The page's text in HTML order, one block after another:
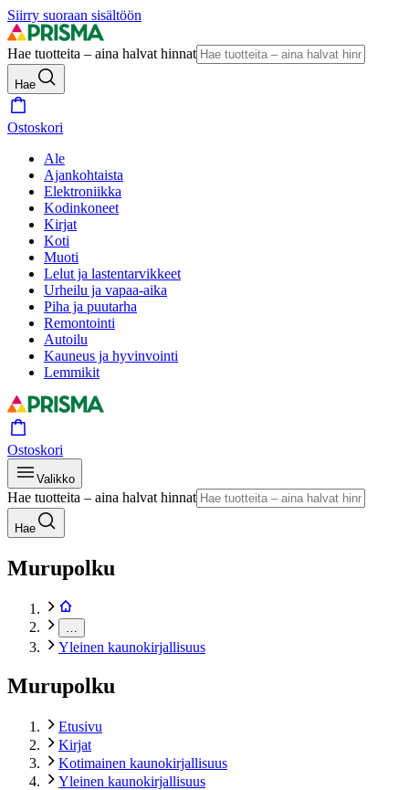
Siirry suoraan sisältöön
Hae tuotteita – aina halvat hinnat
Hae
Ostoskori
Ale
Ajankohtaista
Elektroniikka
Kodinkoneet
Kirjat
Koti
Muoti
Lelut ja lastentarvikkeet
Urheilu ja vapaa-aika
Piha ja puutarha
Remontointi
Autoilu
Kauneus ja hyvinvointi
Lemmikit
Ostoskori
Valikko
Hae tuotteita – aina halvat hinnat
Hae
Murupolku
Yleinen kaunokirjallisuus
Murupolku
Etusivu
Kirjat
Kotimainen kaunokirjallisuus
Yleinen kaunokirjallisuus